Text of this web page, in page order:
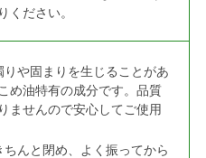
ください。
りや固まりを生じることがあ
め油特有の成分です。品質
ませんので安心してご使用
ちんと閉め、よく振ってから